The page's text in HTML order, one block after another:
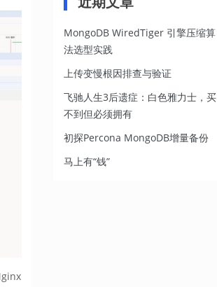
MongoDB WiredTiger 引擎压缩算
法选型实践
上传变慢根因排查与验证
飞驰人生3后遗症：白色雅力士，买
不到但必须拥有
初探Percona MongoDB增量备份
马上有“钱”